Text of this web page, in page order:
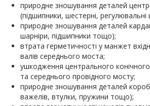
природне зношування деталей
(підшипники, шестерні,
природне зношування деталей
шарніри, підшипники тощо);
втрата герметичності у манжет
валів середнього моста;
ушкодження центрального
та середнього провідного мосту;
природне зношування деталей
важелів, втулки, пружини тощо);